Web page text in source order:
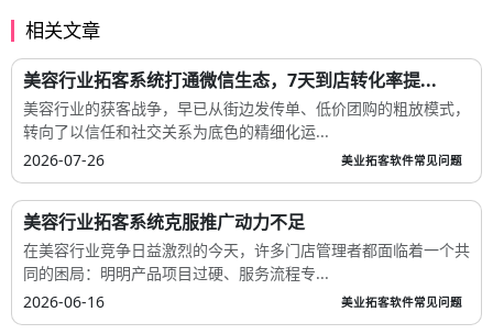
相关文章
美容行业拓客系统打通微信生态，7天到店转化率提...
美容行业的获客战争，早已从街边发传单、低价团购的粗放模式，
转向了以信任和社交关系为底色的精细化运...
2026-07-26
美业拓客软件常见问题
美容行业拓客系统克服推广动力不足
在美容行业竞争日益激烈的今天，许多门店管理者都面临着一个共
同的困局：明明产品项目过硬、服务流程专...
2026-06-16
美业拓客软件常见问题